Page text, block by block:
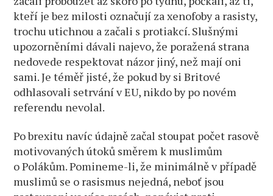
kteří je bez milosti označují za xenofoby a rasisty,
trochu utichnou a začali s protiakcí. Slušnými
upozorněními dávali najevo, že poražená strana
nedovede respektovat názor jiný, než mají oni
sami. Je téměř jisté, že pokud by si Britové
odhlasovali setrvání v EU, nikdo by po novém
referendu nevolal.
Po brexitu navíc údajně začal stoupat počet rasově
motivovaných útoků směrem k muslimům
o Polákům. Pomineme-li, že minimálně v případě
muslimů se o rasismus nejedná, neboť jsou